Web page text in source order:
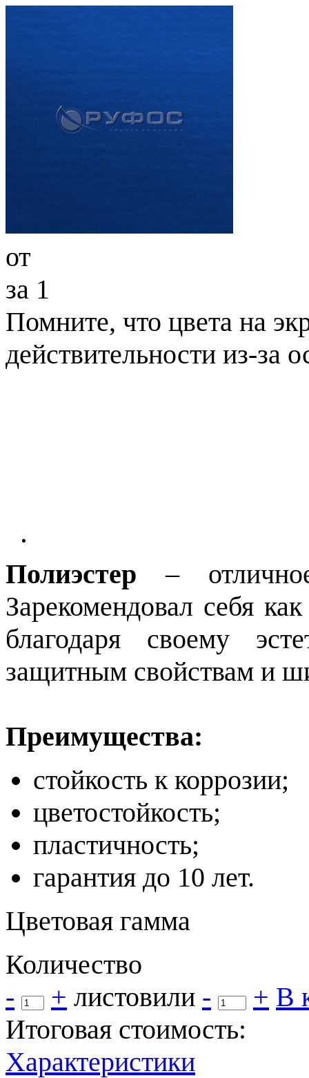
от
за 1
Помните, что цвета на
действительности из-за
Полиэстер –
Зарекомендовал себя
благодаря своему
защитным свойствам и
Преимущества:
стойкость к коррозии;
цветостойкость;
пластичность;
гарантия до 10 лет.
Цветовая гамма
Количество
-
+ листовили - + В
Итоговая стоимость:
Характеристики